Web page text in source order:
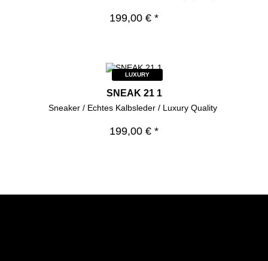
199,00 € *
LUXURY
SNEAK 21 1
Sneaker / Echtes Kalbsleder / Luxury Quality
199,00 € *